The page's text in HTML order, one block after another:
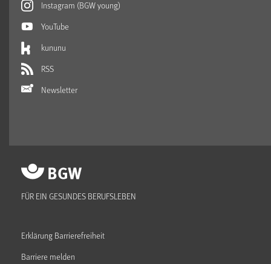
Instagram (BGW young)
YouTube
kununu
RSS
Newsletter
FÜR EIN GESUNDES BERUFSLEBEN
Erklärung Barrierefreiheit
Barriere melden